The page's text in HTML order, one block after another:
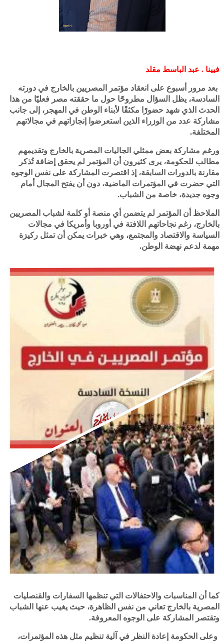
فيينا . عبد الباسط مقلد
بعد مرور أسبوع على انعقاد مؤتمر المصريين بالخارج في دورته
السادسة، يظل السؤال مطروحًا حول ما حققته مصر فعليًا من هذا
الحدث الذي شهد حضورًا مكثفًا لأبناء الوطن في المهجر، إلى جانب
مشاركة عدد من الوزراء الذين استعرضوا إنجازاتهم في مجالاتهم
المختلفة.
ورغم مشاركة بعض ممثلي الجاليات المصرية بالخارج وتقديمهم
مطالب للحكومة، يرى كثيرون أن المؤتمر لم يحقق إضافة تُذكر
مقارنة بالدورات السابقة، إذ اقتصرت المشاركة على نفس الوجوه
التي حضرت في المؤتمرات الماضية، دون أن يفتح المجال أمام
وجوه جديدة، خاصة من الشباب.
الملاحظ أن المؤتمر لم يتضمن أي منصة أو كلمة لشباب المصريين
بالخارج، رغم نجاحاتهم اللافتة في أوروبا وأمريكا في مجالات
السياسة والاقتصاد والمجتمع، وهي خبرات يمكن أن تمثل ركيزة
مهمة لدعم نهضة الوطن.
كما أن المناسبات والاحتفالات التي تنظمها السفارات والقنصليات
المصرية بالخارج تعاني من نفس الظاهرة، حيث يغيب عنها الشباب
وتقتصر المشاركة على الوجوه المعروفة.
وعلى الحكومة إعادة النظر في آلية تنظيم مثل هذه المؤتمرات،